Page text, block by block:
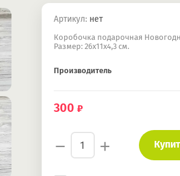
Артикул: нет
Коробочка подарочная
Размер: 26х11х4,3 см.
Производитель
300
− +